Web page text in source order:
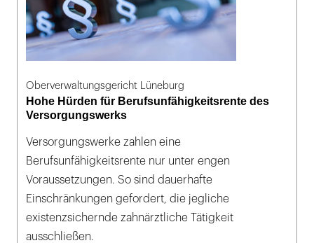
Oberverwaltungsgericht Lüneburg
Hohe Hürden für Berufsunfähigkeitsrente des
Versorgungswerks
Versorgungswerke zahlen eine
Berufsunfähigkeitsrente nur unter engen
Voraussetzungen. So sind dauerhafte
Einschränkungen gefordert, die jegliche
existenzsichernde zahnärztliche Tätigkeit
ausschließen.